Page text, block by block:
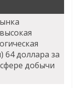
64 доллара за
добычи